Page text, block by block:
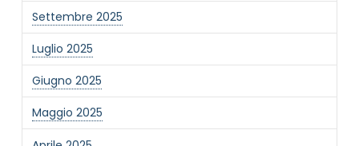
Settembre 2025
Luglio 2025
Giugno 2025
Maggio 2025